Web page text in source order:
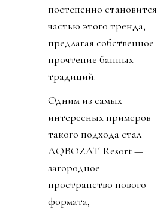
постепенно становится
частью этого тренда,
предлагая собственное
прочтение банных
традиций.
Одним из самых
интересных примеров
такого подхода стал
AQBOZAT Resort —
загородное
пространство нового
формата,